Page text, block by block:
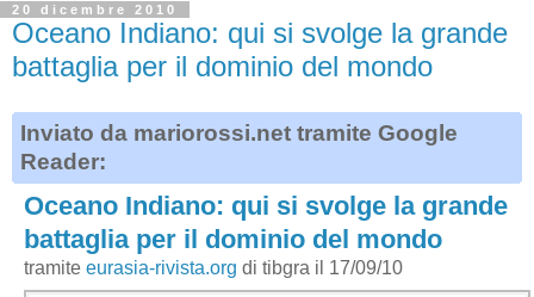
20 dicembre 2010
Oceano Indiano: qui si svolge la grande
battaglia per il dominio del mondo
Inviato da mariorossi.net tramite Google
Reader:
Oceano Indiano: qui si svolge la grande
battaglia per il dominio del mondo
tramite eurasia-rivista.org di tibgra il 17/09/10